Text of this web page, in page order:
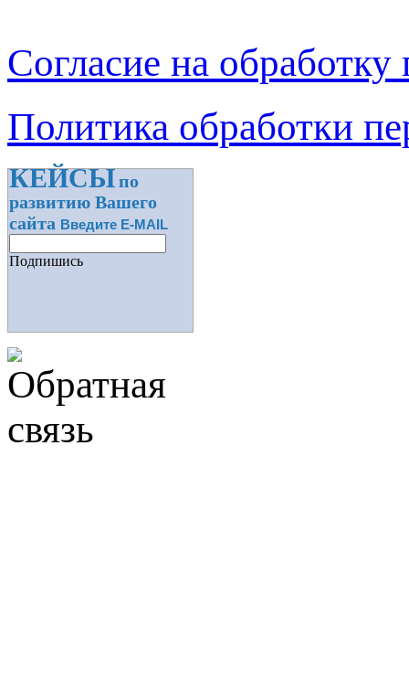
Согласие на
Политика обработки
КЕЙСЫпо
развитию Вашего
сайта Введите E-MAIL
Подпишись